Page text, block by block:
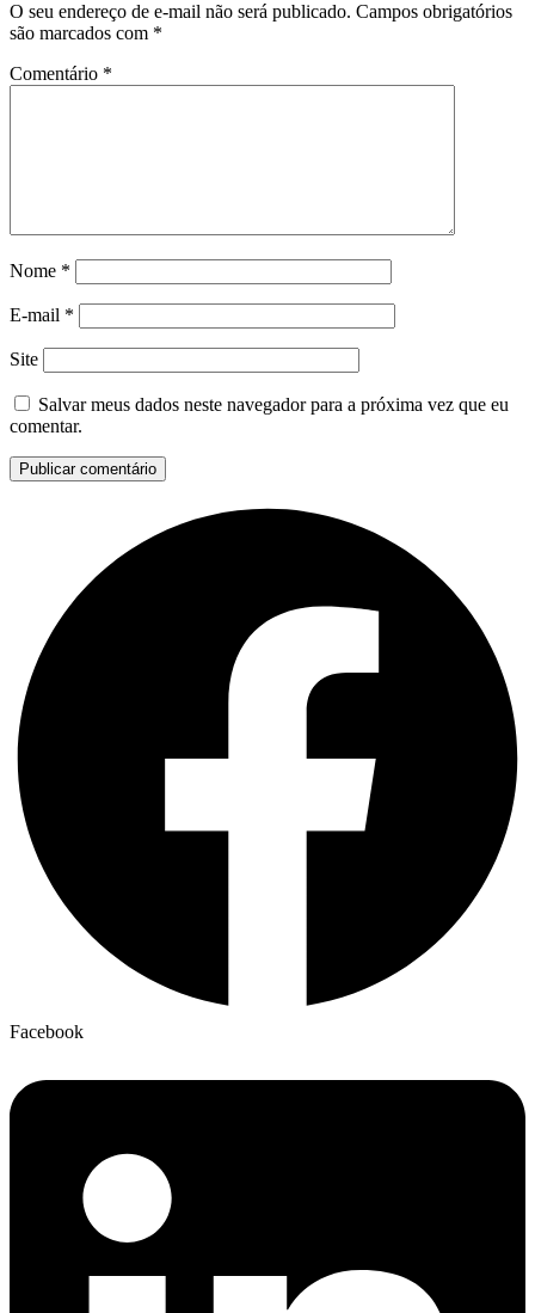
O seu endereço de e-mail não será publicado. Campos obrigatórios
são marcados com *
Comentário *
Nome *
E-mail *
Site
Salvar meus dados neste navegador para a próxima vez que eu
comentar.
Facebook